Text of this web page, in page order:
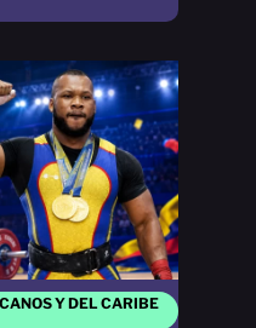
Y DEL CARIBE